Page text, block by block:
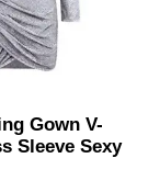
Gown V-
Sleeve Sexy